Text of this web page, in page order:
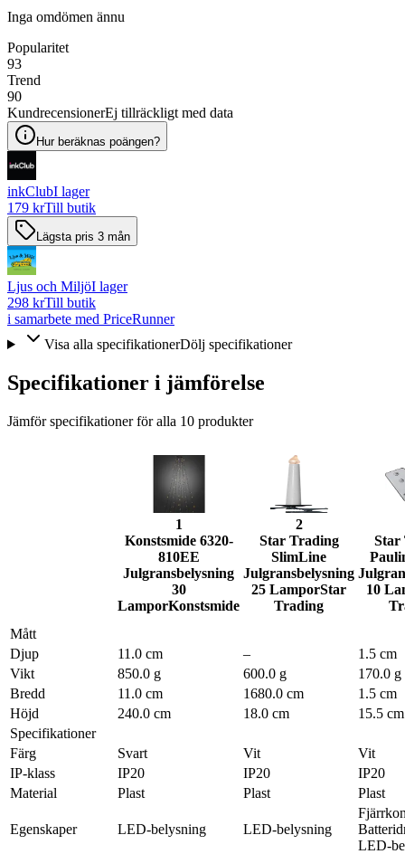
Inga omdömen ännu
Popularitet
93
Trend
90
KundrecensionerEj tillräckligt med data
Hur beräknas poängen?
inkClubI lager
179 krTill butik
Lägsta pris 3 mån
Ljus och MiljöI lager
298 krTill butik
i samarbete med PriceRunner
Visa alla specifikationerDölj specifikationer
Specifikationer i jämförelse
Jämför specifikationer för alla 10 produkter
1
Konstsmide 6320-
810EE
Julgransbelysning
30
LamporKonstsmide
2
Star Trading
SlimLine
Julgransbelysning
25 LamporStar
Trading
Star
10
Mått
Djup
11.0 cm –
1.5 cm
Vikt
850.0 g 600.0 g
170.0 g
Bredd
11.0 cm 1680.0 cm
1.5 cm
Höjd
240.0 cm 18.0 cm
15.5 cm
Specifikationer
Färg
Svart Vit
Vit
IP-klass
IP20 IP20
IP20
Material
Plast Plast Plast
Egenskaper LED-belysning LED-belysning
LED-